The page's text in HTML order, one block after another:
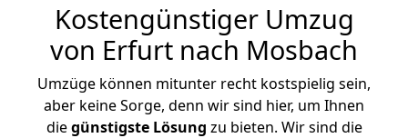
Kostengünstiger Umzug
von Erfurt nach Mosbach
Umzüge können mitunter recht kostspielig sein,
aber keine Sorge, denn wir sind hier, um Ihnen
diegünstigste Lösung zu bieten. Wir sind die